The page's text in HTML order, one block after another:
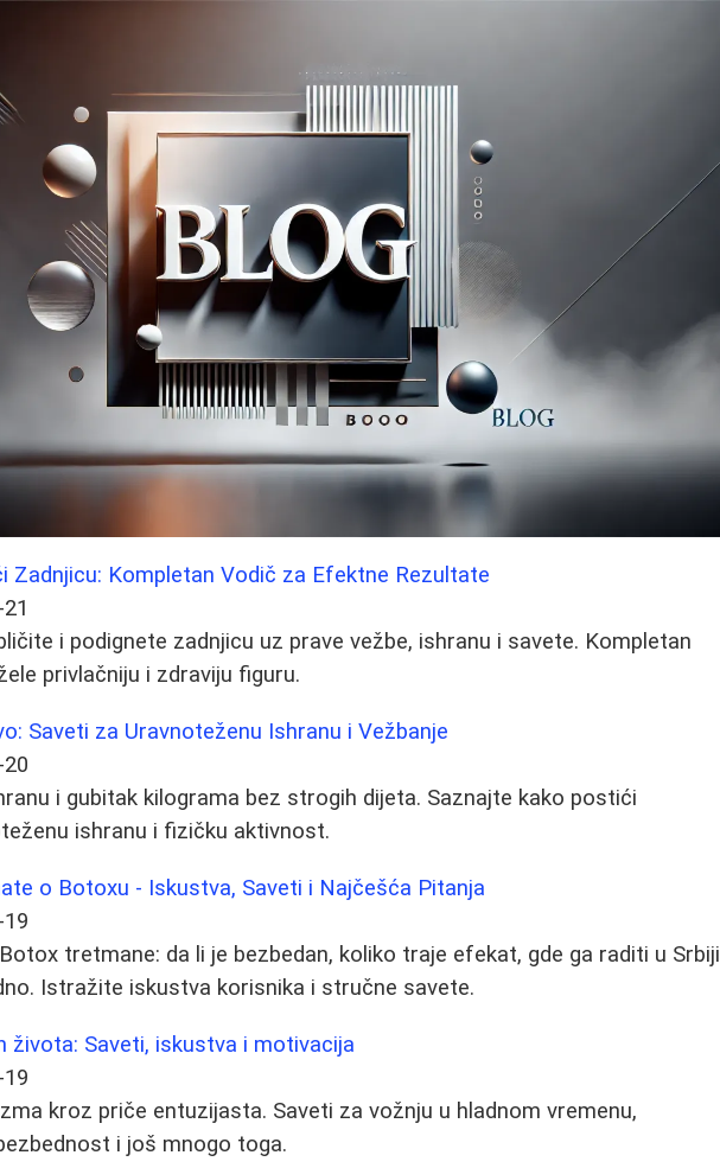
Zadnjicu: Kompletan Vodič za Efektne Rezultate
i podignete zadnjicu uz prave vežbe, ishranu i savete. Kompletan
privlačniju i zdraviju figuru.
Saveti za Uravnoteženu Ishranu i Vežbanje
i gubitak kilograma bez strogih dijeta. Saznajte kako postići
ishranu i fizičku aktivnost.
o Botoxu - Iskustva, Saveti i Najčešća Pitanja
tretmane: da li je bezbedan, koliko traje efekat, gde ga raditi u Srbiji
Istražite iskustva korisnika i stručne savete.
života: Saveti, iskustva i motivacija
kroz priče entuzijasta. Saveti za vožnju u hladnom vremenu,
i još mnogo toga.